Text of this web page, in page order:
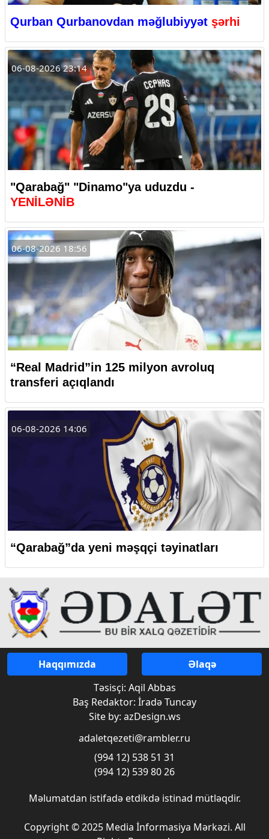
Qurban Qurbanovdan məğlubiyyət şərhi
06-08-2026 23:14
"Qarabağ" "Dinamo"ya uduzdu -
YENİLƏNİB
06-08-2026 18:56
“Real Madrid”in 125 milyon avroluq
transferi açıqlandı
06-08-2026 14:06
“Qarabağ”da yeni məşqçi təyinatları
Haqqımızda
Əlaqə
Təsisçi: Aqil Abbas
Baş Redaktor: İradə Tuncay
Site by: azDesign.ws
adaletqezeti@rambler.ru
(994 12) 538 51 31
(994 12) 539 80 26
Məlumatdan istifadə etdikdə istinad mütləqdir.
Copyright © 2025 Media İnformasiya Mərkəzi. All